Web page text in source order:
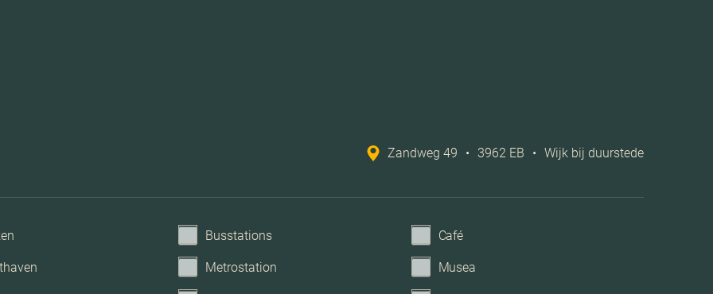
Cv ketel
Tv kabel, buitenzonwering, rookkanaal, dakraam
Zandweg 49 • 3962 EB • Wijk bij duurstede
Busstations Café
Metrostation Musea